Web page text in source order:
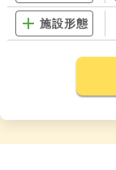
施設形態